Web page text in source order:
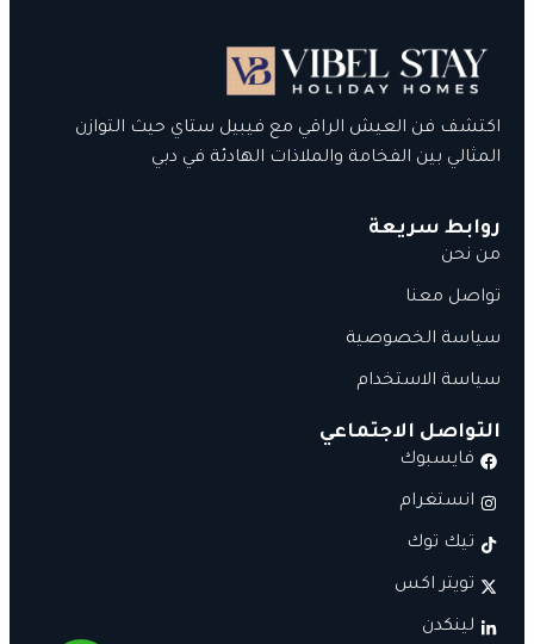
اكتشف فن العيش الراقي مع فيبيل ستاي حيث التوازن
المثالي بين الفخامة والملاذات الهادئة في دبي
روابط سريعة
من نحن
تواصل معنا
سياسة الخصوصية
سياسة الاستخدام
التواصل الاجتماعي
فايسبوك
انستغرام
تيك توك
تويتر اكس
لينكدن